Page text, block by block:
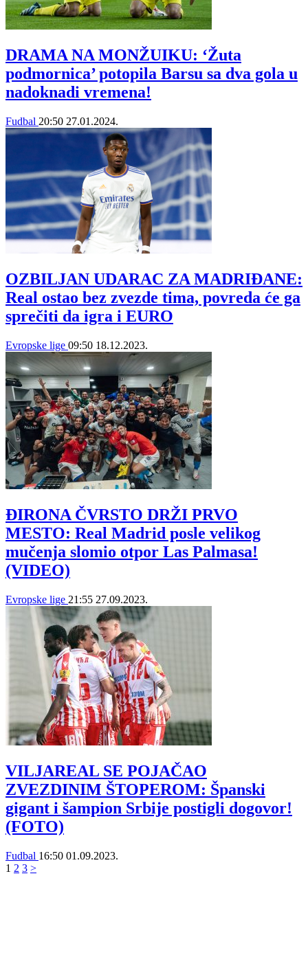
DRAMA NA MONŽUIKU: ‘Žuta
podmornica’ potopila Barsu sa dva gola u
nadoknadi vremena!
Fudbal 20:50 27.01.2024.
OZBILJAN UDARAC ZA MADRIĐANE:
Real ostao bez zvezde tima, povreda će ga
sprečiti da igra i EURO
Evropske lige 09:50 18.12.2023.
ĐIRONA ČVRSTO DRŽI PRVO
MESTO: Real Madrid posle velikog
mučenja slomio otpor Las Palmasa!
(VIDEO)
Evropske lige 21:55 27.09.2023.
VILJAREAL SE POJAČAO
ZVEZDINIM ŠTOPEROM: Španski
gigant i šampion Srbije postigli dogovor!
(FOTO)
Fudbal 16:50 01.09.2023.
1 2 3 >